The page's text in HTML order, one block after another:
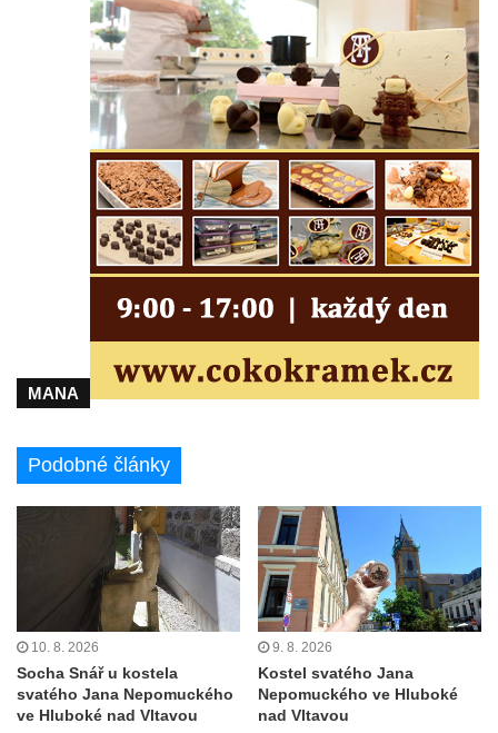
Varech
Kaple Panny Marie pod hradem Přimda
Kaple Panny Marie v Kunčicích nad Labem
Hrobová kaple na hřbitově v Rychnově u
Jablonce nad Nisou
Márnice/hřbitovní kaple na hřbitově v
Rychnově u Jablonce nad Nisou
Výklenková kaple u rozcestí u domu čp. 42
v Krásné u Pěnčína
Márnice na hřbitově v Krásné u Pěnčína
Krásné u Pěnčína
Kostel svatého Josefa v Krásné u Pěnčína
poustevnou v Teplicích nad Metují
Teplicích nad Metují
Kostel svatého Vavřince v Teplicích nad
Metují
Hrobová kaple Johanna Nitsche na
hřbitově na Vlčí Hoře
Kaple Panny Marie Karmelské na Vlčí Hoře
Kostel svatého Bartoloměje v Teplicích
MANA
Podobné články
10. 8. 2026
Socha Snář u kostela
svatého Jana Nepomuckého
ve Hluboké nad Vltavou
9. 8. 2026
Kostel svatého Jana
Nepomuckého ve Hluboké
nad Vltavou